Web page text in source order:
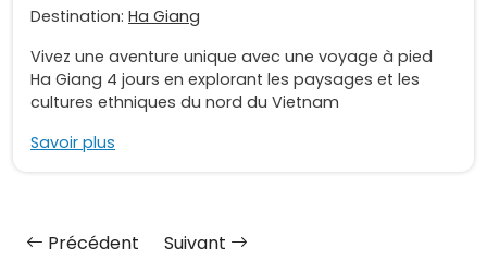
Destination: Ha Giang
Vivez une aventure unique avec une voyage à pied
Ha Giang 4 jours en explorant les paysages et les
cultures ethniques du nord du Vietnam
Savoir plus
Précédent Suivant